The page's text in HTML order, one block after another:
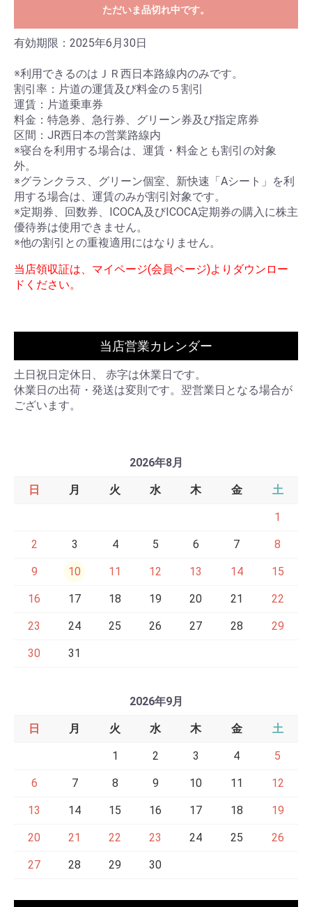
ただいま品切れ中です。
有効期限：2025年6月30日
※利用できるのはＪＲ西日本路線内のみです。
割引率：片道の運賃及び料金の５割引
運賃：片道乗車券
料金：特急券、急行券、グリーン券及び指定席券
区間：JR西日本の営業路線内
※寝台を利用する場合は、運賃・料金とも割引の対象
外。
※グランクラス、グリーン個室、新快速「Aシート」を利
用する場合は、運賃のみが割引対象です。
※定期券、回数券、ICOCA,及びICOCA定期券の購入に株主
優待券は使用できません。
※他の割引との重複適用にはなりません。
当店領収証は、マイページ(会員ページ)よりダウンロー
ドください。
当店営業カレンダー
土日祝日定休日、 赤字は休業日です。
休業日の出荷・発送は変則です。翌営業日となる場合が
ございます。
2026年8月
日 月 火 水 木 金 土
1
2 3 4 5 6 7 8
9 10 11 12 13 14 15
16 17 18 19 20 21 22
23 24 25 26 27 28 29
30 31
2026年9月
日 月 火 水 木 金 土
1 2 3 4 5
6 7 8 9 10 11 12
13 14 15 16 17 18 19
20 21 22 23 24 25 26
27 28 29 30